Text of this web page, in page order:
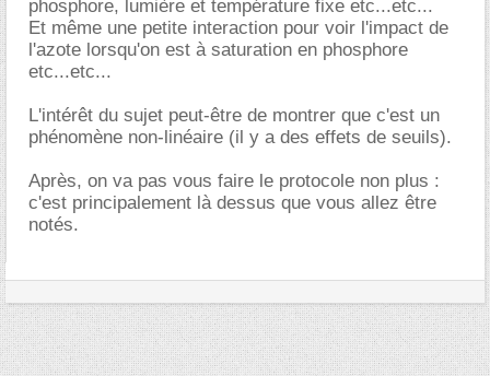
phosphore, lumière et température fixe etc...etc...
Et même une petite interaction pour voir l'impact de
l'azote lorsqu'on est à saturation en phosphore
etc...etc...
L'intérêt du sujet peut-être de montrer que c'est un
phénomène non-linéaire (il y a des effets de seuils).
Après, on va pas vous faire le protocole non plus :
c'est principalement là dessus que vous allez être
notés.